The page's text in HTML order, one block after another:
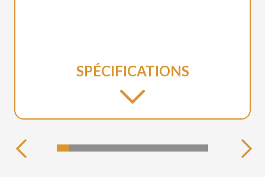
SPÉCIFICATIONS